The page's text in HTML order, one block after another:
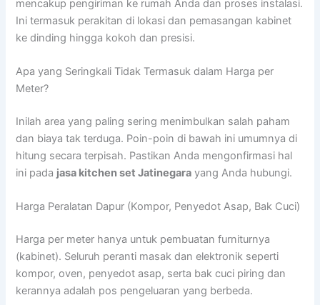
mencakup pengiriman ke rumah Anda dan proses instalasi.
Ini termasuk perakitan di lokasi dan pemasangan kabinet
ke dinding hingga kokoh dan presisi.
Apa yang Seringkali Tidak Termasuk dalam Harga per
Meter?
Inilah area yang paling sering menimbulkan salah paham
dan biaya tak terduga. Poin-poin di bawah ini umumnya di
hitung secara terpisah. Pastikan Anda mengonfirmasi hal
ini pada jasa kitchen set Jatinegara yang Anda hubungi.
Harga Peralatan Dapur (Kompor, Penyedot Asap, Bak Cuci)
Harga per meter hanya untuk pembuatan furniturnya
(kabinet). Seluruh peranti masak dan elektronik seperti
kompor, oven, penyedot asap, serta bak cuci piring dan
kerannya adalah pos pengeluaran yang berbeda.